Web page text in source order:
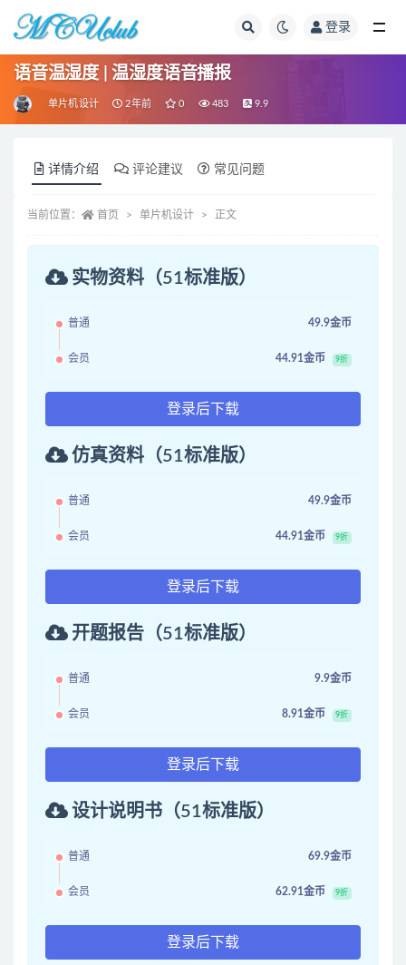
登录
语音温湿度 | 温湿度语音播报
单片机设计 2年前 0 483 9.9
详情介绍 评论建议 常见问题
当前位置： 首页 单片机设计 正文
实物资料（51标准版）
普通 49.9金币
会员 44.91金币 9折
登录后下载
仿真资料（51标准版）
普通 49.9金币
会员 44.91金币 9折
登录后下载
开题报告（51标准版）
普通 9.9金币
会员 8.91金币 9折
登录后下载
设计说明书（51标准版）
普通 69.9金币
会员 62.91金币 9折
登录后下载